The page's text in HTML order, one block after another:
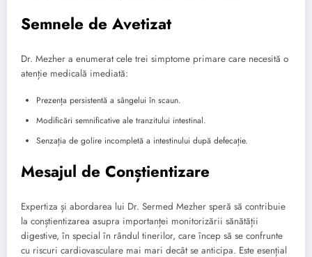
Semnele de Avetizat
Dr. Mezher a enumerat cele trei simptome primare care necesită o
atenție medicală imediată:
Prezența persistentă a sângelui în scaun.
Modificări semnificative ale tranzitului intestinal.
Senzația de golire incompletă a intestinului după defecație.
Mesajul de Conștientizare
Expertiza și abordarea lui Dr. Sermed Mezher speră să contribuie
la conștientizarea asupra importanței monitorizării sănătății
digestive, în special în rândul tinerilor, care încep să se confrunte
cu riscuri cardiovasculare mai mari decât se anticipa. Este esențial